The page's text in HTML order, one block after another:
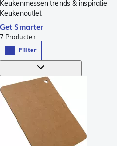
Keukenmessen trends & inspiratie
Keukenoutlet
Get Smarter
7 Producten
Filter